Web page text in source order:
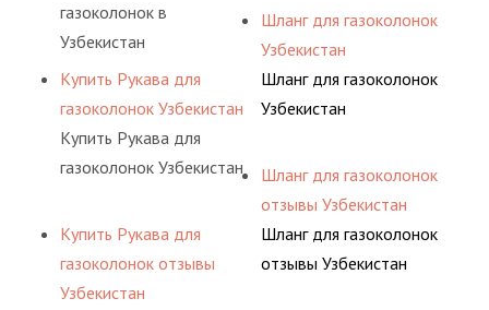
газоколонок в
Узбекистан
Купить Рукава для
газоколонок Узбекистан
Купить Рукава для
газоколонок Узбекистан
Купить Рукава для
газоколонок отзывы
Узбекистан
Шланг для газоколонок
Узбекистан
Шланг для газоколонок
Узбекистан
Шланг для газоколонок
отзывы Узбекистан
Шланг для газоколонок
отзывы Узбекистан